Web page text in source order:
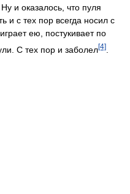
и оказалось, что пуля
и с тех пор всегда носил с
ею, постукивает по
С тех пор и заболел[4]